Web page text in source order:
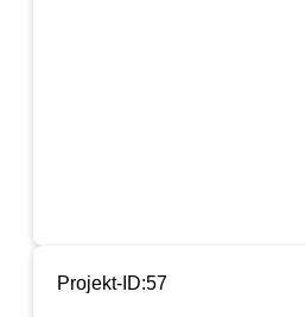
Projekt-ID:57